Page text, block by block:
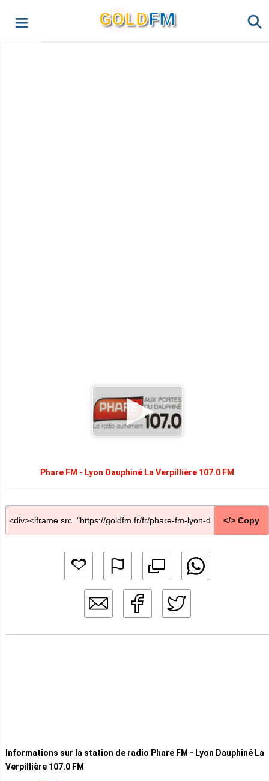
GOLDFM
Phare FM - Lyon Dauphiné La Verpillière 107.0 FM
</> Copy
Informations sur la station de radio Phare FM - Lyon Dauphiné La
Verpillière 107.0 FM